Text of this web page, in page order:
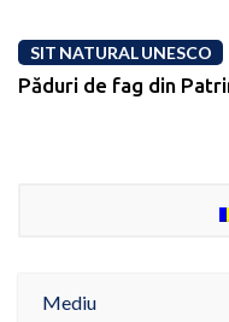
SIT NATURAL UNESCO
Păduri de fag din
Mediu